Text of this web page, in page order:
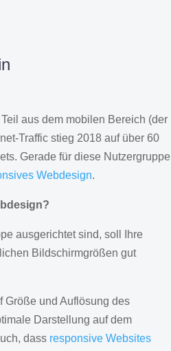
aus dem mobilen Bereich (der
Traffic stieg 2018 auf über 60
Gerade für diese Nutzergruppe
Webdesign.
ausgerichtet sind, soll Ihre
Bildschirmgrößen gut
Größe und Auflösung des
Darstellung auf dem
dass responsive Websites